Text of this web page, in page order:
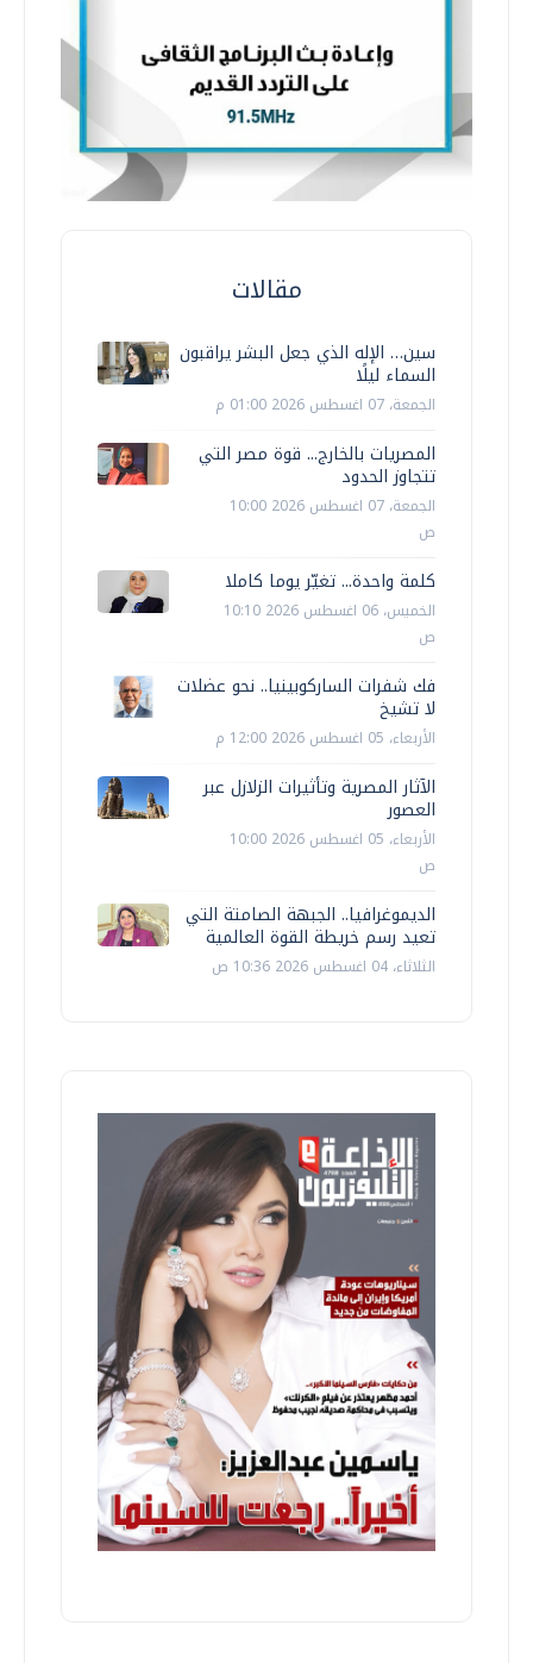
مقالات
سين… الإله الذي جعل البشر يراقبون
السماء ليلًا
الجمعة، 07 اغسطس 2026 01:00 م
المصريات بالخارج... قوة مصر التي
تتجاوز الحدود
الجمعة، 07 اغسطس 2026 10:00
ص
كلمة واحدة... تغيّر يوما كاملا
الخميس، 06 اغسطس 2026 10:10
ص
فك شفرات الساركوبينيا.. نحو عضلات
لا تشيخ
الأربعاء، 05 اغسطس 2026 12:00 م
الآثار المصرية وتأثيرات الزلازل عبر
العصور
الأربعاء، 05 اغسطس 2026 10:00
ص
الديموغرافيا.. الجبهة الصامتة التي
تعيد رسم خريطة القوة العالمية
الثلاثاء، 04 اغسطس 2026 10:36 ص